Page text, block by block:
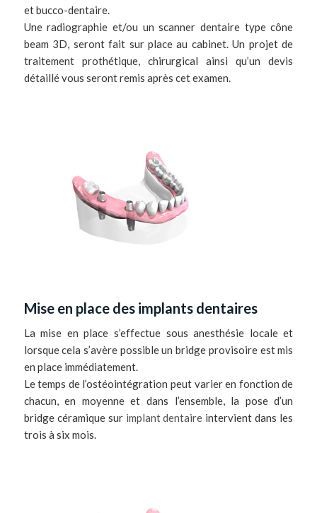
et bucco-dentaire.
Une radiographie et/ou un scanner dentaire type cône
beam 3D, seront fait sur place au cabinet. Un projet de
traitement prothétique, chirurgical ainsi qu’un devis
détaillé vous seront remis après cet examen.
Mise en place des implants dentaires
La mise en place s’effectue sous anesthésie locale et
lorsque cela s’avère possible un bridge provisoire est mis
en place immédiatement.
Le temps de l’ostéointégration peut varier en fonction de
chacun, en moyenne et dans l’ensemble, la pose d’un
bridge céramique sur implant dentaire intervient dans les
trois à six mois.